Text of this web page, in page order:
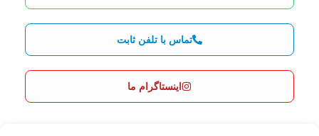
تماس با تلفن ثابت
اینستاگرام ما